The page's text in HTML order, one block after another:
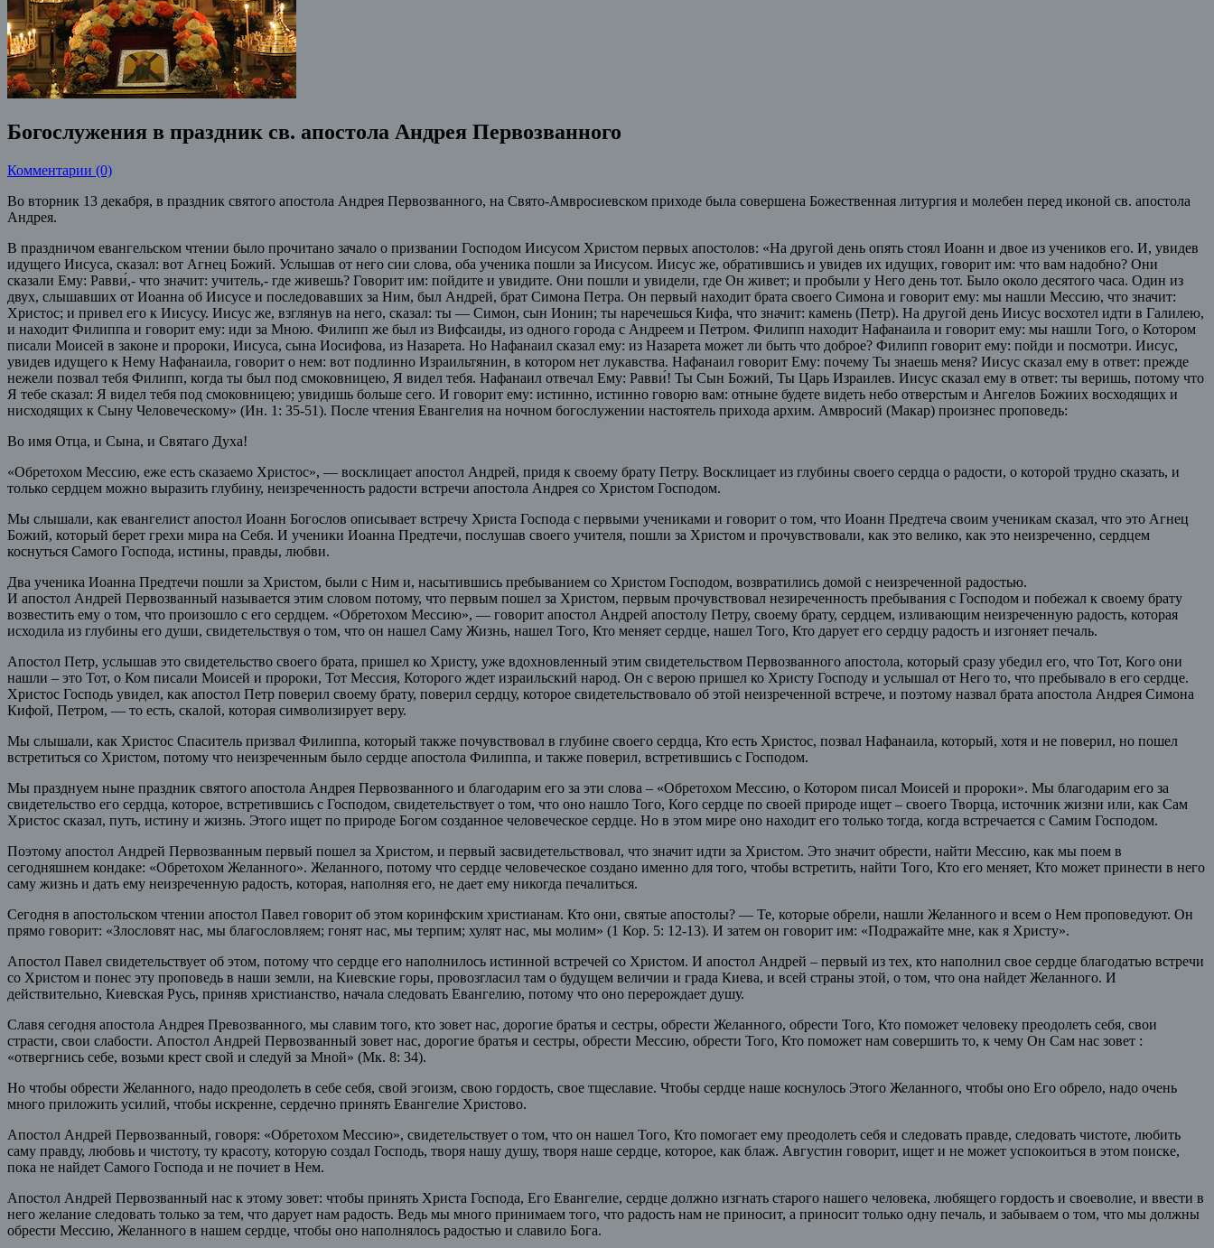
Богослужения в праздник св. апостола Андрея Первозванного
Комментарии (0)
Во вторник 13 декабря, в праздник святого апостола Андрея Первозванного, на Свято-Амвросиевском приходе была совершена Божественная литургия и молебен перед иконой св. апостола
Андрея.
В праздничом евангельском чтении было прочитано зачало о призвании Господом Иисусом Христом первых апостолов: «На другой день опять стоял Иоанн и двое из учеников его. И, увидев
идущего Иисуса, сказал: вот Агнец Божий. Услышав от него сии слова, оба ученика пошли за Иисусом. Иисус же, обратившись и увидев их идущих, говорит им: что вам надобно? Они
сказали Ему: Равви́,- что значит: учитель,- где живешь? Говорит им: пойдите и увидите. Они пошли и увидели, где Он живет; и пробыли у Него день тот. Было около десятого часа. Один из
двух, слышавших от Иоанна об Иисусе и последовавших за Ним, был Андрей, брат Симона Петра. Он первый находит брата своего Симона и говорит ему: мы нашли Мессию, что значит:
Христос; и привел его к Иисусу. Иисус же, взглянув на него, сказал: ты — Симон, сын Ионин; ты наречешься Кифа, что значит: камень (Петр). На другой день Иисус восхотел идти в Галилею,
и находит Филиппа и говорит ему: иди за Мною. Филипп же был из Вифсаиды, из одного города с Андреем и Петром. Филипп находит Нафанаила и говорит ему: мы нашли Того, о Котором
писали Моисей в законе и пророки, Иисуса, сына Иосифова, из Назарета. Но Нафанаил сказал ему: из Назарета может ли быть что доброе? Филипп говорит ему: пойди и посмотри. Иисус,
увидев идущего к Нему Нафанаила, говорит о нем: вот подлинно Израильтянин, в котором нет лукавства. Нафанаил говорит Ему: почему Ты знаешь меня? Иисус сказал ему в ответ: прежде
нежели позвал тебя Филипп, когда ты был под смоковницею, Я видел тебя. Нафанаил отвечал Ему: Равви́! Ты Сын Божий, Ты Царь Израилев. Иисус сказал ему в ответ: ты веришь, потому что
Я тебе сказал: Я видел тебя под смоковницею; увидишь больше сего. И говорит ему: истинно, истинно говорю вам: отныне будете видеть небо отверстым и Ангелов Божиих восходящих и
нисходящих к Сыну Человеческому» (Ин. 1: 35-51). После чтения Евангелия на ночном богослужении настоятель прихода архим. Амвросий (Макар) произнес проповедь:
Во имя Отца, и Сына, и Святаго Духа!
«Обретохом Мессию, еже есть сказаемо Христос», — восклицает апостол Андрей, придя к своему брату Петру. Восклицает из глубины своего сердца о радости, о которой трудно сказать, и
только сердцем можно выразить глубину, неизреченность радости встречи апостола Андрея со Христом Господом.
Мы слышали, как евангелист апостол Иоанн Богослов описывает встречу Христа Господа с первыми учениками и говорит о том, что Иоанн Предтеча своим ученикам сказал, что это Агнец
Божий, который берет грехи мира на Себя. И ученики Иоанна Предтечи, послушав своего учителя, пошли за Христом и прочувствовали, как это велико, как это неизреченно, сердцем
коснуться Самого Господа, истины, правды, любви.
Два ученика Иоанна Предтечи пошли за Христом, были с Ним и, насытившись пребыванием со Христом Господом, возвратились домой с неизреченной радостью.
И апостол Андрей Первозванный называется этим словом потому, что первым пошел за Христом, первым прочувствовал незиреченность пребывания с Господом и побежал к своему брату
возвестить ему о том, что произошло с его сердцем. «Обретохом Мессию», — говорит апостол Андрей апостолу Петру, своему брату, сердцем, изливающим неизреченную радость, которая
исходила из глубины его души, свидетельствуя о том, что он нашел Саму Жизнь, нашел Того, Кто меняет сердце, нашел Того, Кто дарует его сердцу радость и изгоняет печаль.
Апостол Петр, услышав это свидетельство своего брата, пришел ко Христу, уже вдохновленный этим свидетельством Первозванного апостола, который сразу убедил его, что Тот, Кого они
нашли – это Тот, о Ком писали Моисей и пророки, Тот Мессия, Которого ждет израильский народ. Он с верою пришел ко Христу Господу и услышал от Него то, что пребывало в его сердце.
Христос Господь увидел, как апостол Петр поверил своему брату, поверил сердцу, которое свидетельствовало об этой неизреченной встрече, и поэтому назвал брата апостола Андрея Симона
Кифой, Петром, — то есть, скалой, которая символизирует веру.
Мы слышали, как Христос Спаситель призвал Филиппа, который также почувствовал в глубине своего сердца, Кто есть Христос, позвал Нафанаила, который, хотя и не поверил, но пошел
встретиться со Христом, потому что неизреченным было сердце апостола Филиппа, и также поверил, встретившись с Господом.
Мы празднуем ныне праздник святого апостола Андрея Первозванного и благодарим его за эти слова – «Обретохом Мессию, о Котором писал Моисей и пророки». Мы благодарим его за
свидетельство его сердца, которое, встретившись с Господом, свидетельствует о том, что оно нашло Того, Кого сердце по своей природе ищет – своего Творца, источник жизни или, как Сам
Христос сказал, путь, истину и жизнь. Этого ищет по природе Богом созданное человеческое сердце. Но в этом мире оно находит его только тогда, когда встречается с Самим Господом.
Поэтому апостол Андрей Первозванным первый пошел за Христом, и первый засвидетельствовал, что значит идти за Христом. Это значит обрести, найти Мессию, как мы поем в
сегодняшнем кондаке: «Обретохом Желанного». Желанного, потому что сердце человеческое создано именно для того, чтобы встретить, найти Того, Кто его меняет, Кто может принести в него
саму жизнь и дать ему неизреченную радость, которая, наполняя его, не дает ему никогда печалиться.
Сегодня в апостольском чтении апостол Павел говорит об этом коринфским христианам. Кто они, святые апостолы? — Те, которые обрели, нашли Желанного и всем о Нем проповедуют. Он
прямо говорит: «Злословят нас, мы благословляем; гонят нас, мы терпим; хулят нас, мы молим» (1 Кор. 5: 12-13). И затем он говорит им: «Подражайте мне, как я Христу».
Апостол Павел свидетельствует об этом, потому что сердце его наполнилось истинной встречей со Христом. И апостол Андрей – первый из тех, кто наполнил свое сердце благодатью встречи
со Христом и понес эту проповедь в наши земли, на Киевские горы, провозгласил там о будущем величии и града Киева, и всей страны этой, о том, что она найдет Желанного. И
действительно, Киевская Русь, приняв христианство, начала следовать Евангелию, потому что оно перерождает душу.
Славя сегодня апостола Андрея Превозванного, мы славим того, кто зовет нас, дорогие братья и сестры, обрести Желанного, обрести Того, Кто поможет человеку преодолеть себя, свои
страсти, свои слабости. Апостол Андрей Первозванный зовет нас, дорогие братья и сестры, обрести Мессию, обрести Того, Кто поможет нам совершить то, к чему Он Сам нас зовет :
«отвергнись себе, возьми крест свой и следуй за Мной» (Мк. 8: 34).
Но чтобы обрести Желанного, надо преодолеть в себе себя, свой эгоизм, свою гордость, свое тщеславие. Чтобы сердце наше коснулось Этого Желанного, чтобы оно Его обрело, надо очень
много приложить усилий, чтобы искренне, сердечно принять Евангелие Христово.
Апостол Андрей Первозванный, говоря: «Обретохом Мессию», свидетельствует о том, что он нашел Того, Кто помогает ему преодолеть себя и следовать правде, следовать чистоте, любить
саму правду, любовь и чистоту, ту красоту, которую создал Господь, творя нашу душу, творя наше сердце, которое, как блаж. Августин говорит, ищет и не может успокоиться в этом поиске,
пока не найдет Самого Господа и не почиет в Нем.
Апостол Андрей Первозванный нас к этому зовет: чтобы принять Христа Господа, Его Евангелие, сердце должно изгнать старого нашего человека, любящего гордость и своеволие, и ввести в
него желание следовать только за тем, что дарует нам радость. Ведь мы много принимаем того, что радость нам не приносит, а приносит только одну печаль, и забываем о том, что мы должны
обрести Мессию, Желанного в нашем сердце, чтобы оно наполнялось радостью и славило Бога.